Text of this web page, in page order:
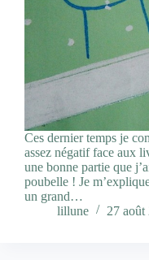
Ces dernier temps je
assez négatif face aux
une bonne partie que
poubelle ! Je
un grand…
lillune
27 août